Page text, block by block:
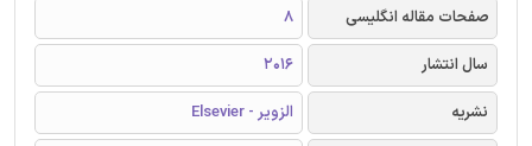
صفحات مقاله انگلیسی
8
سال انتشار
2016
نشریه
الزویر - Elsevier